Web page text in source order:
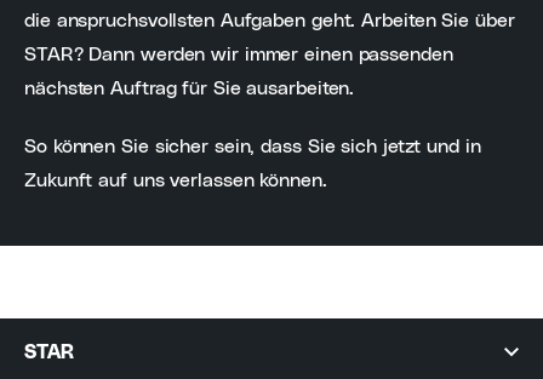
die anspruchsvollsten Aufgaben geht. Arbeiten Sie über
STAR? Dann werden wir immer einen passenden
nächsten Auftrag für Sie ausarbeiten.
So können Sie sicher sein, dass Sie sich jetzt und in
Zukunft auf uns verlassen können.
STAR